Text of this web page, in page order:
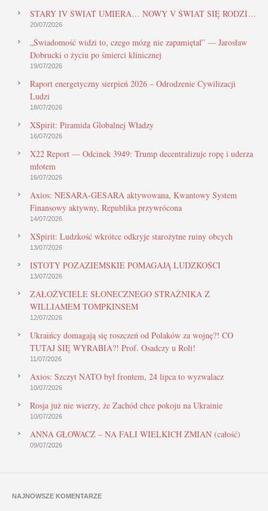
STARY IV ŚWIAT UMIERA… NOWY V ŚWIAT SIĘ RODZI…
20/07/2026
„Świadomość widzi to, czego mózg nie zapamiętał” — Jarosław
Dobrucki o życiu po śmierci klinicznej
19/07/2026
Raport energetyczny sierpień 2026 – Odrodzenie Cywilizacji
Ludzi
18/07/2026
XSpirit: Piramida Globalnej Władzy
16/07/2026
X22 Report — Odcinek 3949: Trump decentralizuje ropę i uderza
młotem
16/07/2026
Axios: NESARA-GESARA aktywowana, Kwantowy System
Finansowy aktywny, Republika przywrócona
14/07/2026
XSpirit: Ludzkość wkrótce odkryje starożytne ruiny obcych
13/07/2026
ISTOTY POZAZIEMSKIE POMAGAJĄ LUDZKOŚCI
13/07/2026
ZAŁOŻYCIELE SŁONECZNEGO STRAŻNIKA Z
WILLIAMEM TOMPKINSEM
12/07/2026
Ukraińcy domagają się roszczeń od Polaków za wojnę?! CO
TUTAJ SIĘ WYRABIA?! Prof. Osadczy u Roli!
11/07/2026
Axios: Szczyt NATO był frontem, 24 lipca to wyzwalacz
10/07/2026
Rosja już nie wierzy, że Zachód chce pokoju na Ukrainie
10/07/2026
ANNA GŁOWACZ – NA FALI WIELKICH ZMIAN (całość)
09/07/2026
NAJNOWSZE KOMENTARZE